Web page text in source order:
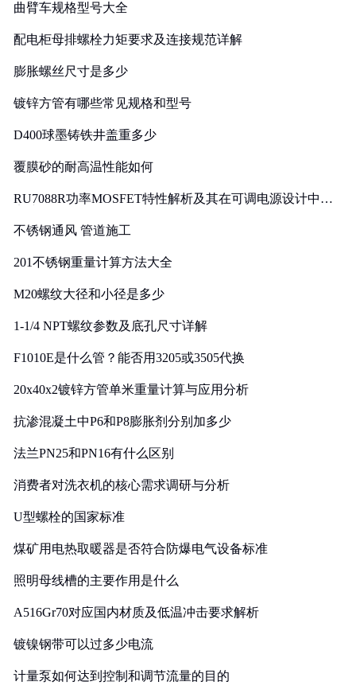
曲臂车规格型号大全
配电柜母排螺栓力矩要求及连接规范详解
膨胀螺丝尺寸是多少
镀锌方管有哪些常见规格和型号
D400球墨铸铁井盖重多少
覆膜砂的耐高温性能如何
RU7088R功率MOSFET特性解析及其在可调电源设计中的
不锈钢通风 管道施工
201不锈钢重量计算方法大全
M20螺纹大径和小径是多少
1-1/4 NPT螺纹参数及底孔尺寸详解
F1010E是什么管？能否用3205或3505代换
20x40x2镀锌方管单米重量计算与应用分析
抗渗混凝土中P6和P8膨胀剂分别加多少
法兰PN25和PN16有什么区别
消费者对洗衣机的核心需求调研与分析
U型螺栓的国家标准
煤矿用电热取暖器是否符合防爆电气设备标准
照明母线槽的主要作用是什么
A516Gr70对应国内材质及低温冲击要求解析
镀镍钢带可以过多少电流
计量泵如何达到控制和调节流量的目的